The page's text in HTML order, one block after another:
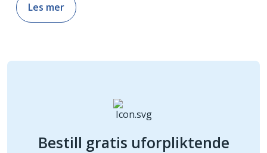
Les mer
Bestill gratis uforpliktende